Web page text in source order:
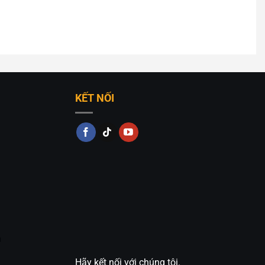
đáp ứng được yêu cầu thiết kế của bạn. Bạn có thể
KẾT NỐI
Hãy kết nối với chúng tôi.